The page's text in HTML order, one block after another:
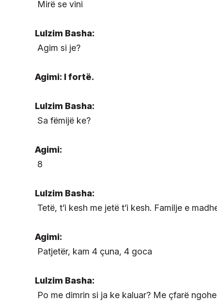
Mirë se vini
Lulzim Basha:
Agim si je?
Agimi: I fortë.
Lulzim Basha:
Sa fëmijë ke?
Agimi:
8
Lulzim Basha:
Tetë, t’i kesh me jetë t’i kesh. Familje e
Agimi:
Patjetër, kam 4 çuna, 4 goca
Lulzim Basha:
Po me dimrin si ja ke kaluar? Me çfarë